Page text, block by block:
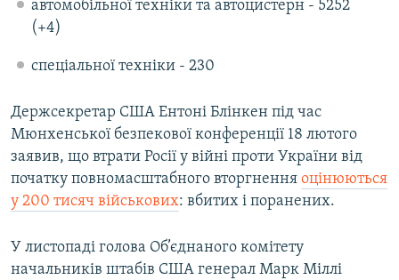
автомобільної техніки та автоцистерн - 5252
(+4)
спеціальної техніки - 230
Держсекретар США Ентоні Блінкен під час
Мюнхенської безпекової конференції 18 лютого
заявив, що втрати Росії у війні проти України від
початку повномасштабного вторгнення оцінюються
у 200 тисяч військових: вбитих і поранених.
У листопаді голова Об’єднаного комітету
начальників штабів США генерал Марк Міллі